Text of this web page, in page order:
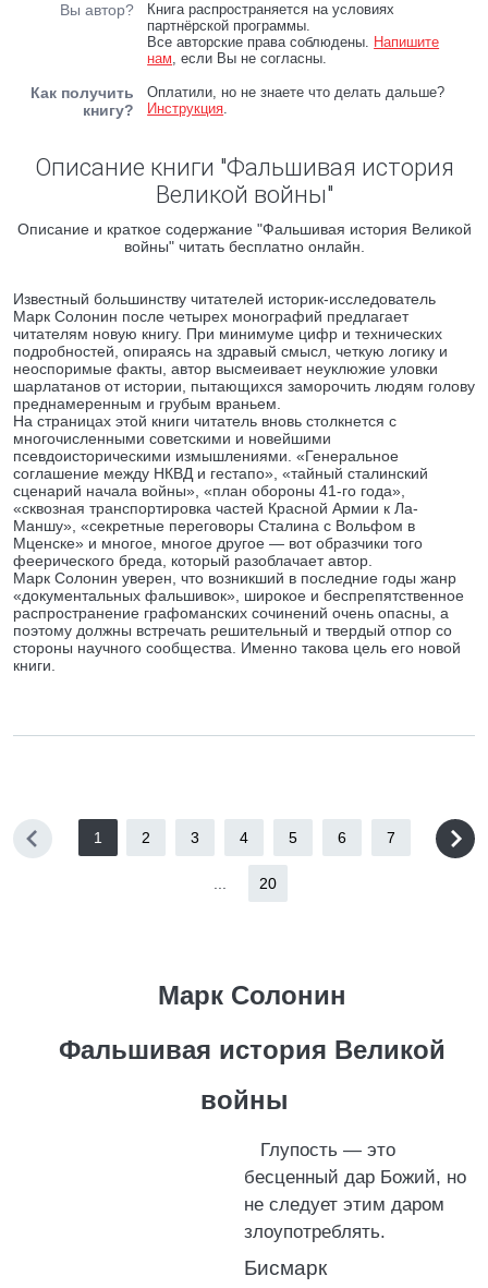
Вы автор?
Книга распространяется на условиях
партнёрской программы.
Все авторские права соблюдены. Напишите
нам, если Вы не согласны.
Как получить
книгу?
Оплатили, но не знаете что делать дальше?
Инструкция.
Описание книги "Фальшивая история
Великой войны"
Описание и краткое содержание "Фальшивая история Великой
войны" читать бесплатно онлайн.
Известный большинству читателей историк-исследователь
Марк Солонин после четырех монографий предлагает
читателям новую книгу. При минимуме цифр и технических
подробностей, опираясь на здравый смысл, четкую логику и
неоспоримые факты, автор высмеивает неуклюжие уловки
шарлатанов от истории, пытающихся заморочить людям голову
преднамеренным и грубым враньем.
На страницах этой книги читатель вновь столкнется с
многочисленными советскими и новейшими
псевдоисторическими измышлениями. «Генеральное
соглашение между НКВД и гестапо», «тайный сталинский
сценарий начала войны», «план обороны 41-го года»,
«сквозная транспортировка частей Красной Армии к Ла-
Маншу», «секретные переговоры Сталина с Вольфом в
Мценске» и многое, многое другое — вот образчики того
феерического бреда, который разоблачает автор.
Марк Солонин уверен, что возникший в последние годы жанр
«документальных фальшивок», широкое и беспрепятственное
распространение графоманских сочинений очень опасны, а
поэтому должны встречать решительный и твердый отпор со
стороны научного сообщества. Именно такова цель его новой
книги.
1 2 3 4 5 6 7
20
Марк Солонин
Фальшивая история Великой
войны
Глупость — это
бесценный дар Божий, но
не следует этим даром
злоупотреблять.
Бисмарк